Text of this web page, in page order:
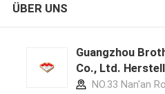
ÜBER UNS
Guangzhou
Co., Ltd.
NO.33 Nan'an